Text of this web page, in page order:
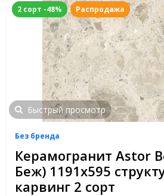
2 сорт -48% Распродажа
Быстрый просмотр
Без бренда
Керамогранит Astor
Беж) 1191х595
карвинг 2 сорт